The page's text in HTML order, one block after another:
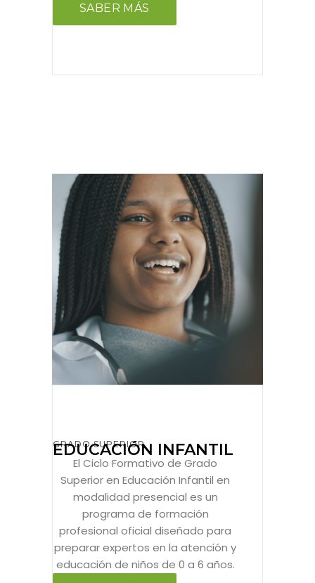
SABER MÁS
GRADO SUPERIOR
EDUCACIÓN INFANTIL
El Ciclo Formativo de Grado
Superior en Educación Infantil en
modalidad presencial es un
programa de formación
profesional oficial diseñado para
preparar expertos en la atención y
educación de niños de 0 a 6 años.